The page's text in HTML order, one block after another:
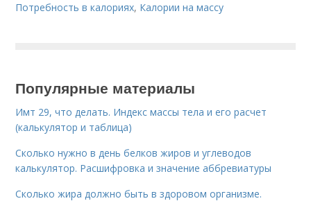
Потребность в калориях, Калории на массу
Популярные материалы
Имт 29, что делать. Индекс массы тела и его расчет
(калькулятор и таблица)
Сколько нужно в день белков жиров и углеводов
калькулятор. Расшифровка и значение аббревиатуры
Сколько жира должно быть в здоровом организме.